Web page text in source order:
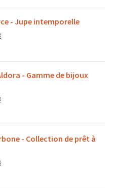
- Jupe intemporelle
- Gamme de bijoux
- Collection de prêt à